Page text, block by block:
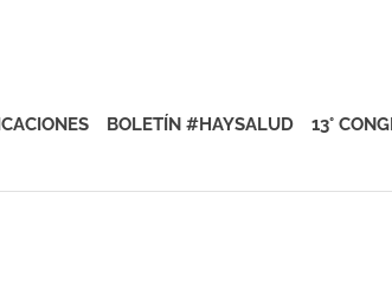
BOLETÍN #HAYSALUD 13°